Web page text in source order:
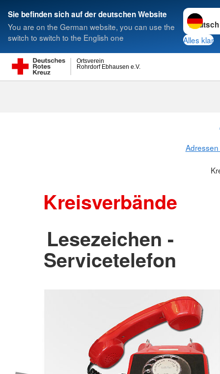
Sie befinden sich auf der deutschen Website
You are on the German website, you can use the
switch to switch to the English one
Sprache
Alles klar
Rohrdorf Ebhausen e.V.
Ortsverein
Suche
Kreisverbände
Lesezeichen -
Servicetelefon